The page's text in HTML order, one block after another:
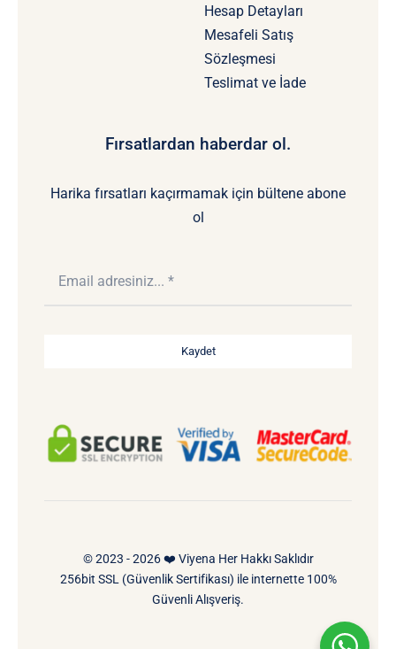
Hesap Detayları
Mesafeli Satış
Sözleşmesi
Teslimat ve İade
Fırsatlardan haberdar ol.
Harika fırsatları kaçırmamak için bültene abone
ol
Kaydet
© 2023 - 2026 ❤️ Viyena Her Hakkı Saklıdır
256bit SSL (Güvenlik Sertifikası) ile internette 100%
Güvenli Alışveriş.